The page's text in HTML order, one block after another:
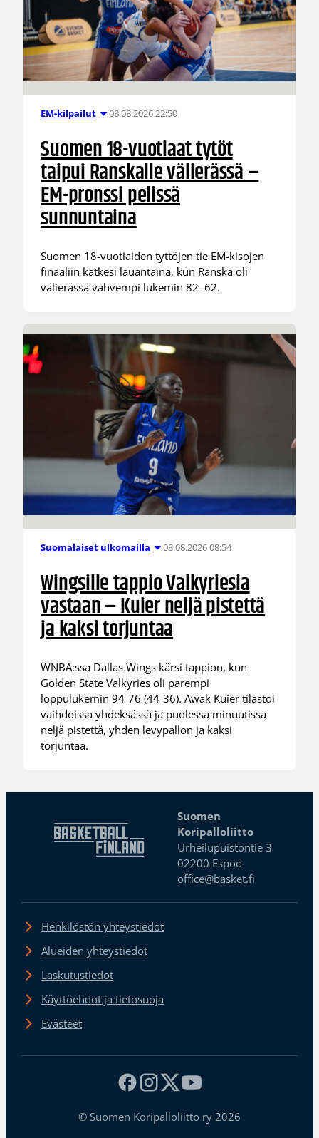
EM-kilpailut 08.08.2026 22:50
Suomen 18-vuotiaat tytöt
taipui Ranskalle välierässä –
EM-pronssi pelissä
sunnuntaina
Suomen 18-vuotiaiden tyttöjen tie EM-kisojen
finaaliin katkesi lauantaina, kun Ranska oli
välierässä vahvempi lukemin 82–62.
Suomalaiset ulkomailla 08.08.2026 08:54
Wingsille tappio Valkyriesia
vastaan – Kuier neljä pistettä
ja kaksi torjuntaa
WNBA:ssa Dallas Wings kärsi tappion, kun
Golden State Valkyries oli parempi
loppulukemin 94-76 (44-36). Awak Kuier tilastoi
vaihdoissa yhdeksässä ja puolessa minuutissa
neljä pistettä, yhden levypallon ja kaksi
torjuntaa.
Suomen
Koripalloliitto
Urheilupuistontie 3
02200 Espoo
office@basket.fi
Henkilöstön yhteystiedot
Alueiden yhteystiedot
Laskutustiedot
Käyttöehdot ja tietosuoja
Evästeet
© Suomen Koripalloliitto ry 2026